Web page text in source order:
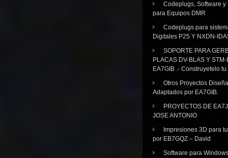
Codeplugs, Software y
para Equipos DMR
Codeplugs para
Digitales P25 Y NXDN-
SOPORTE PARA
PLACAS DV-BLAS Y
EA7GIB .- Construyetelo
Otros Proyectos
Adaptados por EA7GIB.
PROYECTOS DE
JOSE ANTONIO
Impresiones 3D para
por EB7GQZ – David
Software para